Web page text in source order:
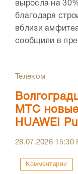
выросла на
благодаря
вблизи
сообщили в
Телеком
МТС
HUAWEI
28.07.2026 15:30
Комментарии